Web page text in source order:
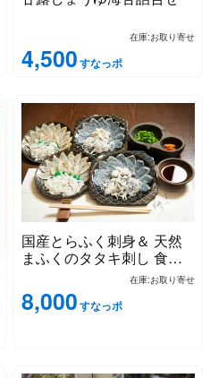
在庫:お取り寄せ
4,500すなっポ
国産とらふく刺身＆ 天然
まふくのタタキ刺し 食べ
在庫:お取り寄せ
8,000すなっポ